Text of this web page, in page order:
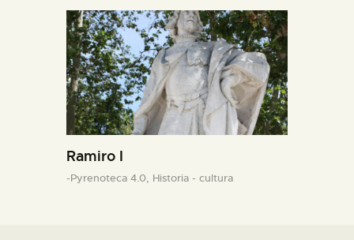
Ramiro I
-Pyrenoteca 4.0, Historia - cultura